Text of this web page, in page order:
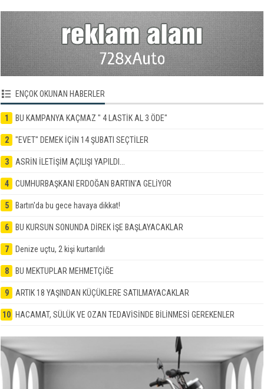
balıkçılar tarafından kurtarıldı.
ENÇOK OKUNAN HABERLER
1 BU KAMPANYA KAÇMAZ " 4 LASTİK AL 3 ÖDE"
2 "EVET" DEMEK İÇİN 14 ŞUBATI SEÇTİLER
3 ASRİN İLETİŞİM AÇILIŞI YAPILDI...
4 CUMHURBAŞKANI ERDOĞAN BARTIN'A GELİYOR
5 Bartın'da bu gece havaya dikkat!
6 BU KURSUN SONUNDA DİREK İŞE BAŞLAYACAKLAR
7 Denize uçtu, 2 kişi kurtarıldı
8 BU MEKTUPLAR MEHMETÇİĞE
9 ARTIK 18 YAŞINDAN KÜÇÜKLERE SATILMAYACAKLAR
10 HACAMAT, SÜLÜK VE OZAN TEDAVİSİNDE BİLİNMESİ GEREKENLER